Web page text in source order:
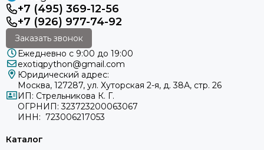
+7 (495) 369-12-56
+7 (926) 977-74-92
Заказать звонок
Ежедневно с 9:00 до 19:00
exotiqpython@gmail.com
Юридический адрес:
Москва, 127287, ул. Хуторская 2-я, д. 38А, стр. 26
ИП: Стрельникова К. Г.
ОГРНИП: 323723200063067
ИНН: 723006217053
Каталог